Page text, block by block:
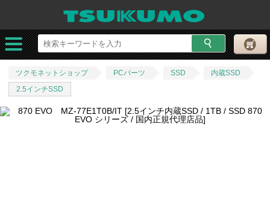
ツクモネットショップ PCパーツ SSD
内蔵SSD
2.5インチSSD